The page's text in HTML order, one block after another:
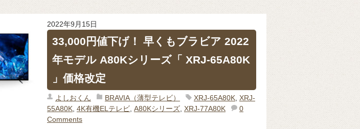
2022年9月15日
33,000円値下げ！ 早くもブラビア 2022
年モデル A80Kシリーズ「 XRJ-65A80K
」価格改定
よしおくん BRAVIA（薄型テレビ） XRJ-65A80K, XRJ-
55A80K, 4K有機ELテレビ, A80Kシリーズ, XRJ-77A80K
0
Comments